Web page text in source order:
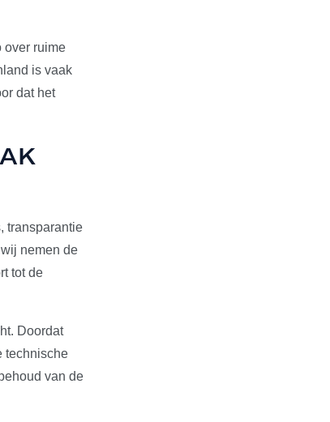
over ruime
is vaak
dat het
transparantie
nemen de
tot de
Doordat
technische
van de